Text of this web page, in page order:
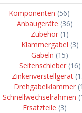
Komponenten (56)
Anbaugeräte (36)
Zubehör (1)
Klammergabel (3)
Gabeln (15)
Seitenschieber (16)
Zinkenverstellgerät
Drehgabelklammer
Schnellwechselrahmen
Ersatzteile (3)